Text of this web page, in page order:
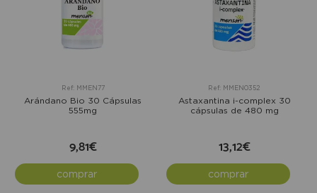
Ref: MMEN77
Arándano Bio 30 Cápsulas
555mg
9,81€
comprar
Ref: MMEN0352
Astaxantina i-complex 30
cápsulas de 480 mg
13,12€
comprar